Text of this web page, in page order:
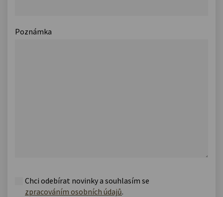
Poznámka
Chci odebírat novinky a souhlasím se
zpracováním osobních údajů.